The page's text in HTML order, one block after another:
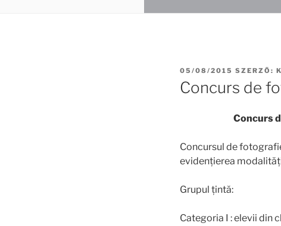
BEKÜLDVE:
05/08/2015 SZERZŐ:
Concurs de
Concurs
Concursul de
evidențierea
Grupul țintă:
Categoria I : elevii din